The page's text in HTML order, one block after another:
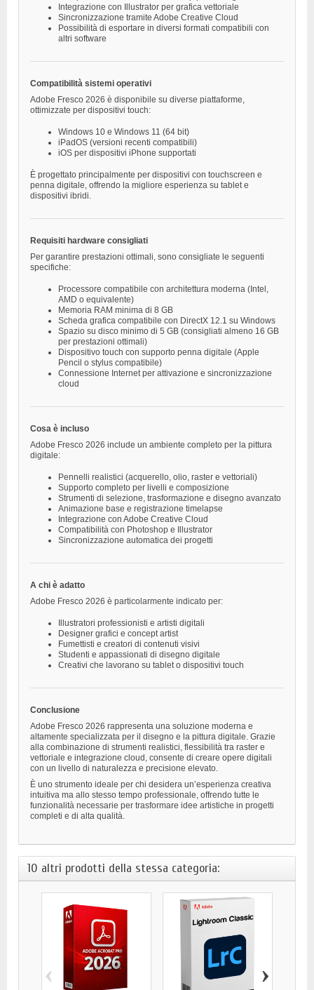
Integrazione con Illustrator per grafica vettoriale
Sincronizzazione tramite Adobe Creative Cloud
Possibilità di esportare in diversi formati compatibili con
altri software
Compatibilità sistemi operativi
Adobe Fresco 2026 è disponibile su diverse piattaforme,
ottimizzate per dispositivi touch:
Windows 10 e Windows 11 (64 bit)
iPadOS (versioni recenti compatibili)
iOS per dispositivi iPhone supportati
È progettato principalmente per dispositivi con touchscreen e
penna digitale, offrendo la migliore esperienza su tablet e
dispositivi ibridi.
Requisiti hardware consigliati
Per garantire prestazioni ottimali, sono consigliate le seguenti
specifiche:
Processore compatibile con architettura moderna (Intel,
AMD o equivalente)
Memoria RAM minima di 8 GB
Scheda grafica compatibile con DirectX 12.1 su Windows
Spazio su disco minimo di 5 GB (consigliati almeno 16 GB
per prestazioni ottimali)
Dispositivo touch con supporto penna digitale (Apple
Pencil o stylus compatibile)
Connessione Internet per attivazione e sincronizzazione
cloud
Cosa è incluso
Adobe Fresco 2026 include un ambiente completo per la pittura
digitale:
Pennelli realistici (acquerello, olio, raster e vettoriali)
Supporto completo per livelli e composizione
Strumenti di selezione, trasformazione e disegno avanzato
Animazione base e registrazione timelapse
Integrazione con Adobe Creative Cloud
Compatibilità con Photoshop e Illustrator
Sincronizzazione automatica dei progetti
A chi è adatto
Adobe Fresco 2026 è particolarmente indicato per:
Illustratori professionisti e artisti digitali
Designer grafici e concept artist
Fumettisti e creatori di contenuti visivi
Studenti e appassionati di disegno digitale
Creativi che lavorano su tablet o dispositivi touch
Conclusione
Adobe Fresco 2026 rappresenta una soluzione moderna e
altamente specializzata per il disegno e la pittura digitale. Grazie
alla combinazione di strumenti realistici, flessibilità tra raster e
vettoriale e integrazione cloud, consente di creare opere digitali
con un livello di naturalezza e precisione elevato.
È uno strumento ideale per chi desidera un’esperienza creativa
intuitiva ma allo stesso tempo professionale, offrendo tutte le
funzionalità necessarie per trasformare idee artistiche in progetti
completi e di alta qualità.
10 altri prodotti della stessa categoria:
‹ ›